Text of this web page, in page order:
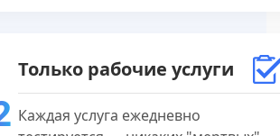
Только рабочие услуги
Каждая услуга ежедневно